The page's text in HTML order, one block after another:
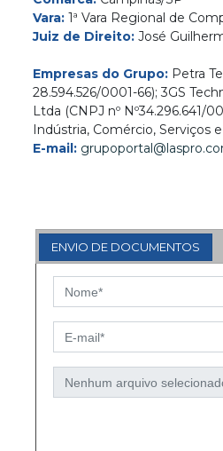
Vara: 1ª Vara Regional de
Juiz de Direito: José
Empresas do Grupo: Petra
28.594.526/0001-66); 3GS
Ltda (CNPJ nº Nº34.296.641/
Indústria, Comércio, Serviços
E-mail:
ENVIO DE DOCUMENTOS